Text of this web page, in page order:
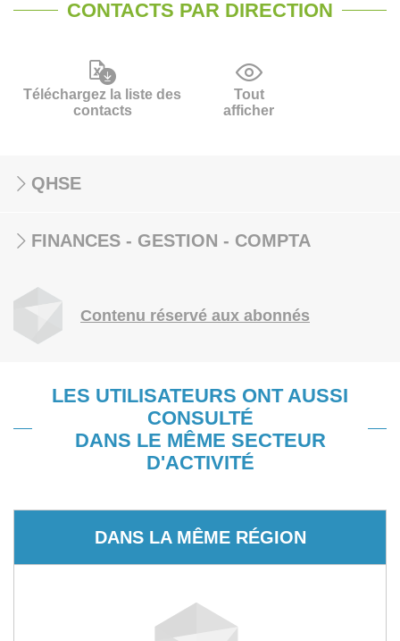
CONTACTS PAR DIRECTION
Téléchargez la liste des
contacts
Tout
afficher
QHSE
FINANCES - GESTION - COMPTA
Contenu réservé aux abonnés
LES UTILISATEURS ONT AUSSI
CONSULTÉ
DANS LE MÊME SECTEUR
D'ACTIVITÉ
DANS LA MÊME RÉGION